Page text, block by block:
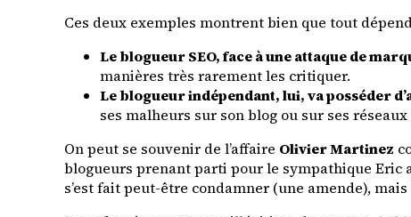
Ces deux exemples montrent bien que tout
Le blogueur SEO, face à une attaque de
manières très rarement les critiquer.
Le blogueur indépendant, lui, va posséder
ses malheurs sur son blog ou sur ses réseaux
On peut se souvenir de l’affaire Olivier Martinez
blogueurs prenant parti pour le sympathique Eric
s’est fait peut-être condamner (une amende),